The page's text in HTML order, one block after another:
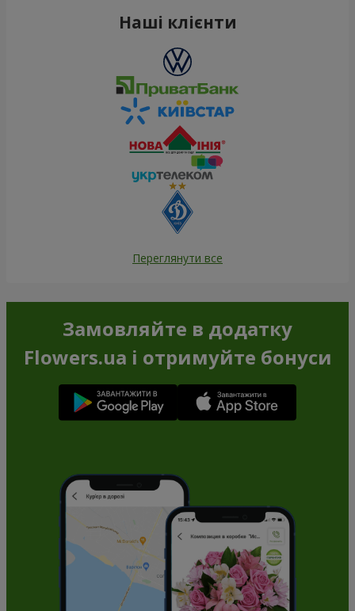
Наші клієнти
Переглянути все
Замовляйте в додатку
Flowers.ua і отримуйте бонуси